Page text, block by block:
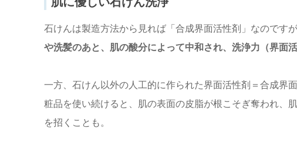
石けんは製造方法から見れば「合成界面活性剤」なのです
や洗髪のあと、肌の酸分によって中和され、洗浄力（界面
一方、石けん以外の人工的に作られた界面活性剤＝合成界
粧品を使い続けると、肌の表面の皮脂が根こそぎ奪われ、
を招くことも。